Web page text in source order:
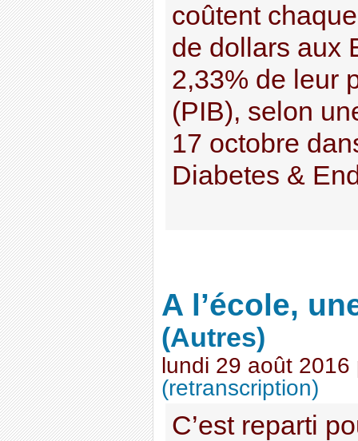
coûtent
de dollars aux
2,33% de leur
(PIB), selon
17 octobre
Diabetes &
A l’école,
(Autres)
lundi 29 août 2016
(retranscription)
C’est reparti